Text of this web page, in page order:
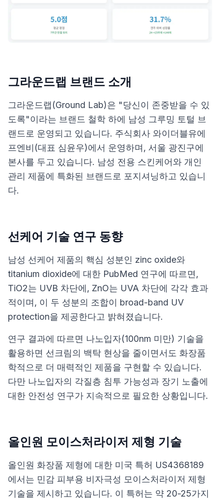
그라운드랩 브랜드 소개
그라운드랩(Ground Lab)은 "당신이 존중받을 수 있
도록"이라는 브랜드 철학 하에 남성 그루밍 토털 브
랜드로 운영되고 있습니다. 주식회사 와이더블유에
프엔비(대표 심윤우)에서 운영하며, 서울 광진구에
본사를 두고 있습니다. 남성 전용 스킨케어와 개인
관리 제품에 특화된 브랜드로 포지셔닝하고 있습니
다.
선케어 기술 연구 동향
남성 선케어 제품의 핵심 성분인 zinc oxide와
titanium dioxide에 대한 PubMed 연구에 따르면,
TiO2는 UVB 차단에, ZnO는 UVA 차단에 각각 효과
적이며, 이 두 성분의 조합이 broad-band UV
protection을 제공한다고 밝혀졌습니다.
연구 결과에 따르면 나노입자(100nm 미만) 기술을
활용하면 선크림의 백탁 현상을 줄이면서도 화장품
학적으로 더 매력적인 제품을 구현할 수 있습니다.
다만 나노입자의 각질층 침투 가능성과 장기 노출에
대한 안전성 연구가 지속적으로 필요한 상황입니다.
올인원 모이스처라이저 제형 기술
올인원 화장품 제형에 대한 미국 특허 US4368189
에서는 민감 피부용 비자극성 모이스처라이저 제형
기술을 제시하고 있습니다. 이 특허는 약 20-25가지